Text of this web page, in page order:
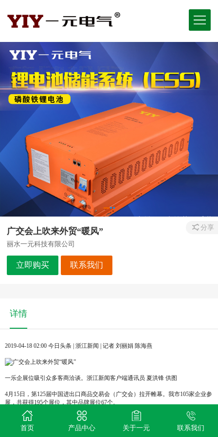
广交会上吹来外贸“暖风” 分享
丽水一元科技有限公司
立即购买 联系我们
详情
2019-04-18 02:00 今日头条 | 浙江新闻 | 记者 刘丽娟 陈海燕
一乐企展位吸引众多客商洽谈。浙江新闻客户端通讯员 夏洪锋 供图
4月15日，第125届中国进出口商品交易会（广交会）拉开帷幕。我市105家企业参
展，共获得195个展位，其中品牌展位67个。
“从参展企业数量来看，今年参展乐企与上几届不相上下，企业参展热情高。”市
商务局工作人员介绍，广交会是我市外贸企业接单的一个重要渠道，也是企业与
首页 产品中心 关于一元 联系我们